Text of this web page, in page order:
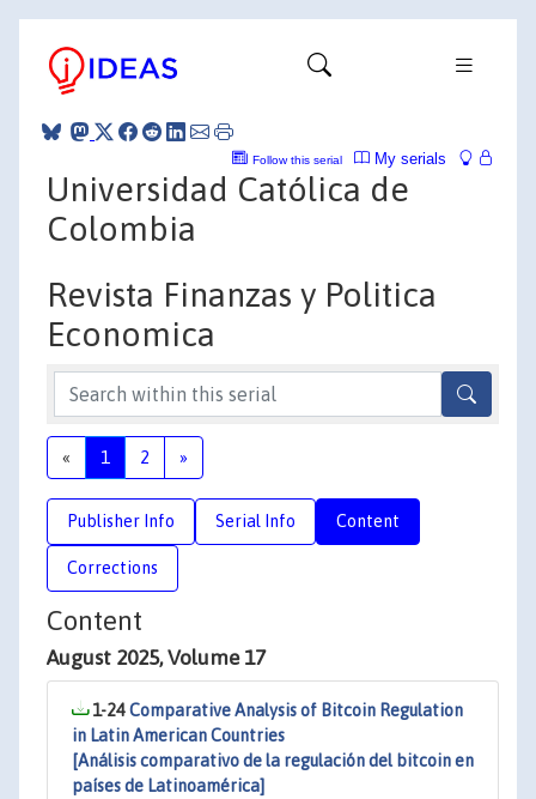
My serials
Follow this serial
Universidad Católica de
Colombia
Revista Finanzas y Politica
Economica
« 1 2 »
Publisher Info Serial Info Content
Corrections
Content
August 2025, Volume 17
1-24Comparative Analysis of Bitcoin Regulation
in Latin American Countries
[Análisis comparativo de la regulación del bitcoin en
países de Latinoamérica]